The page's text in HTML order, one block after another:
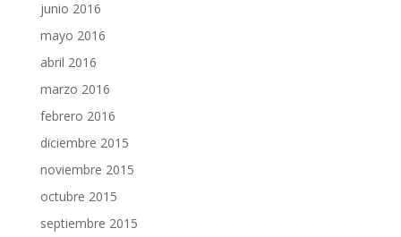
junio 2016
mayo 2016
abril 2016
marzo 2016
febrero 2016
diciembre 2015
noviembre 2015
octubre 2015
septiembre 2015